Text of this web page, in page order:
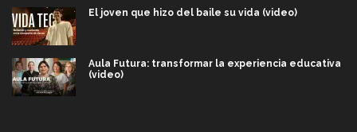
El joven que hizo del baile su vida (video)
Aula Futura: transformar la experiencia educativa
(video)